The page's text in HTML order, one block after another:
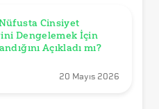
Cinsiyet
Dengelemek İçin
Açıkladı mı?
20 Mayıs 2026